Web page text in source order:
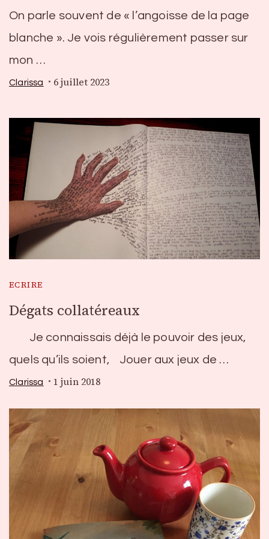
On parle souvent de « l’angoisse de la page
blanche ». Je vois régulièrement passer sur
mon …
Clarissa 6 juillet 2023
ECRIRE
Dégats collatéreaux
Je connaissais déjà le pouvoir des jeux,
quels qu’ils soient, Jouer aux jeux de …
Clarissa 1 juin 2018